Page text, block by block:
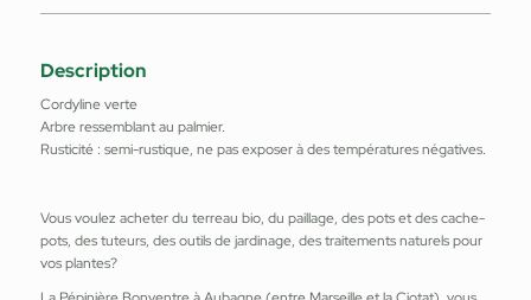
Description
Cordyline verte
Arbre ressemblant au palmier.
Rusticité : semi-rustique, ne pas exposer à des températures négatives.
Vous voulez acheter du terreau bio, du paillage, des pots et des cache-
pots, des tuteurs, des outils de jardinage, des traitements naturels pour
vos plantes?